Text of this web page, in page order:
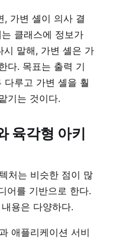
, 가변 셸이 의사 결
클래스에 정보가
시 말해, 가변 셸은 가
다. 목표는 출력 기
다루고 가변 셸을 훨
기는 것이다.
육각형 아키
처는 비슷한 점이 많
어를 기반으로 한다.
용은 다양하다.
애플리케이션 서비